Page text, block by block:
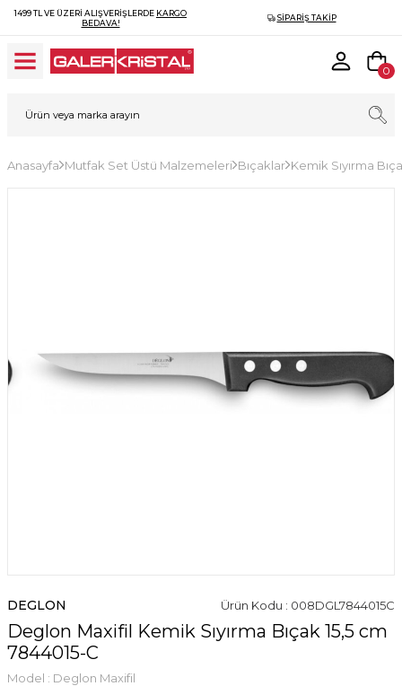
1499 TL VE ÜZERI ALIŞVERIŞLERDE KARGO
BEDAVA!
SIPARIŞ TAKIP
0
Anasayfa Mutfak Set Üstü Malzemeleri Bıçaklar Kemik Sıyırma
DEGLON Ürün Kodu : 008DGL7844015C
Deglon Maxifil Kemik Sıyırma Bıçak 15,5 cm
7844015-C
Model : Deglon Maxifil